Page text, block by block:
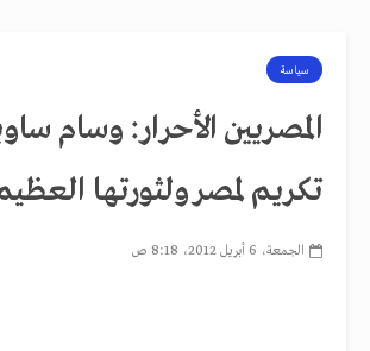
سياسة
المصريين الأحرار: وسام
تكريم لمصر ولثورتها
الجمعة، 6 أبريل 2012، 8:18 ص